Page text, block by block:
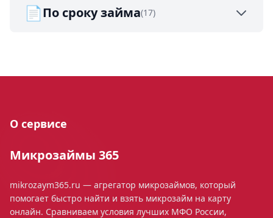
📄По сроку займа(17)
О сервисе
Микрозаймы 365
mikrozaym365.ru — агрегатор микрозаймов, который
помогает быстро найти и взять микрозайм на карту
онлайн. Сравниваем условия лучших МФО России,